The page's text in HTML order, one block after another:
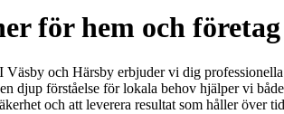
för hem och företag
och Härsby erbjuder vi dig
djup förståelse för lokala behov hjälper vi
och att leverera resultat som håller över